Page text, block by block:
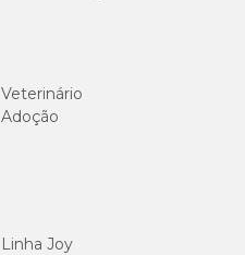
Veterinário
Adoção
Linha Joy